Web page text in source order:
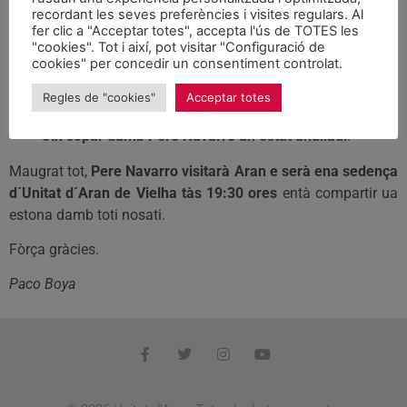
Notícies juny 21, 2013
Donades es circonstàncies,era conferéncia- collòqui e
eth sopar damb Pere Navarro an estat anulladi.
Maugrat tot, Pere Navarro visitarà Aran e serà ena sedença
d´Unitat d´Aran de Vielha tàs 19:30 ores entà compartir ua
estona damb toti nosati.
Fòrça gràcies.
Paco Boya
recordant les seves preferències i visites regulars. Al
fer clic a "Acceptar totes", accepta l'ús de TOTES les
"cookies". Tot i així, pot visitar "Configuració de
cookies" per concedir un consentiment controlat.
Regles de "cookies" Acceptar totes